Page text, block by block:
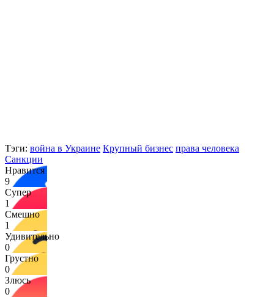
Тэги: война в Украине Крупный бизнес права человека
Санкции
Нравится
9
Супер
1
Смешно
1
Удивительно
0
Грустно
0
Злюсь
0